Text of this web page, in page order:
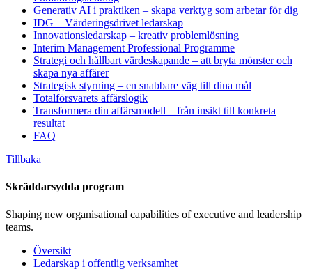
Generativ AI i praktiken – skapa verktyg som arbetar för dig
IDG – Värderingsdrivet ledarskap
Innovationsledarskap – kreativ problemlösning
Interim Management Professional Programme
Strategi och hållbart värdeskapande – att bryta mönster och
skapa nya affärer
Strategisk styrning – en snabbare väg till dina mål
Totalförsvarets affärslogik
Transformera din affärsmodell – från insikt till konkreta
resultat
FAQ
Tillbaka
Skräddarsydda program
Shaping new organisational capabilities of executive and leadership
teams.
Översikt
Ledarskap i offentlig verksamhet